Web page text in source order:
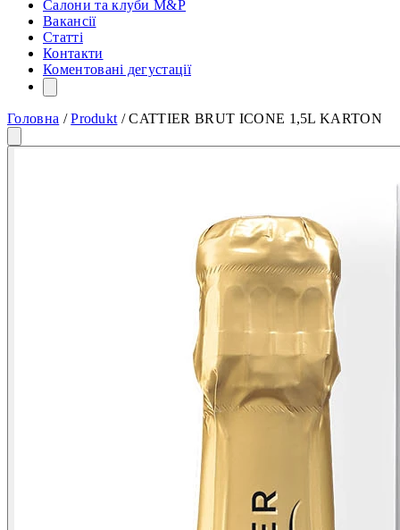
Салони та клуби M&P
Вакансії
Статті
Контакти
Коментовані дегустації
Головна /Produkt /CATTIER BRUT ICONE 1,5L KARTON